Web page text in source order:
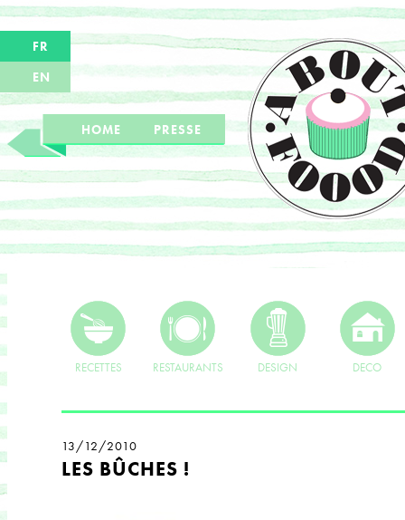
FR
EN
HOME PRESSE
RECETTES RESTAURANTS DESIGN DECO
13/12/2010
LES BÛCHES !